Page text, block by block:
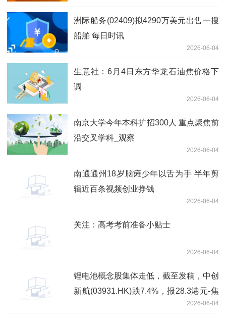
洲际船务(02409)拟4290万美元出售一搜
船舶 每日时讯
2026-06-04
生意社：6月4日东方华龙石油焦价格下
调
2026-06-04
南京大学今年本科扩招300人 重点聚焦前
沿交叉学科_观察
2026-06-04
南通通州18岁脑瘫少年以舌为手 半年剪
辑近百条视频创业挣钱
2026-06-04
关注：高考考前准备小贴士
2026-06-04
锂电池概念股集体走低，截至发稿，中创
新航(03931.HK)跌7.4%，报28.3港元-焦
2026-06-04